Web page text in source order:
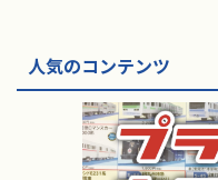
人気のコンテンツ